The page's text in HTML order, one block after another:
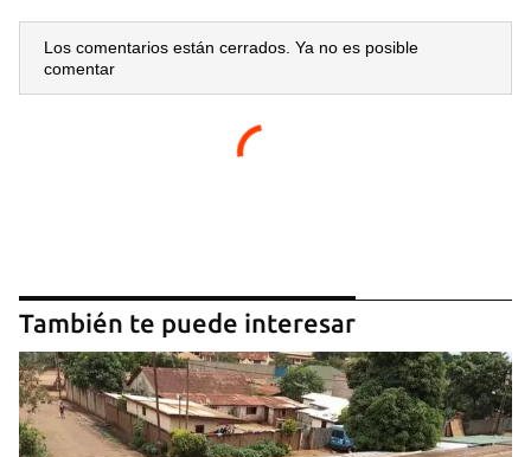
Los comentarios están cerrados. Ya no es posible
comentar
También te puede interesar